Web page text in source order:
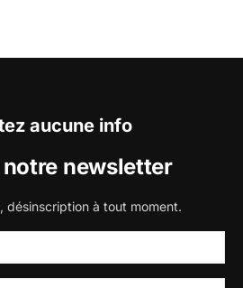
aucune info
notre newsletter
désinscription à tout moment.